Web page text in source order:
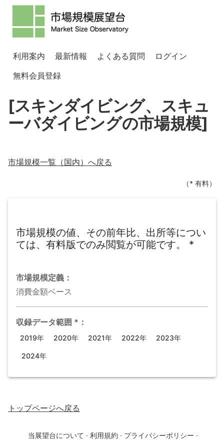
利用案内 最新情報 よくある質問
ログイン
無料会員登録
[スキンダイビング、スキュ
ーバダイビングの市場規模]
市場規模一覧（国内）へ戻る
（* 有料）
市場規模の値、その前年比、出所等につい
ては、有料版でのみ閲覧が可能です。
*
市場規模定義：
消費金額ベース
収録データ範囲 * ：
2019年 2020年 2021年 2022年 2023年
2024年
トップページへ戻る
当展望台について · 利用規約 · プライバシーポリシー ·